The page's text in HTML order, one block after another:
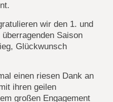
wir den 1. und
Saison
Glückwunsch
einen riesen Dank an
ihren geilen
großen Engagement